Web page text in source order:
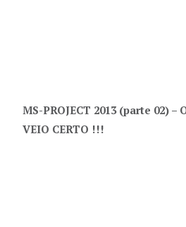
MS-PROJECT 2013 (parte 02) –
VEIO CERTO !!!